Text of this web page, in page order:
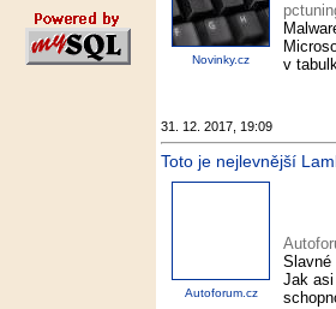
Novinky.cz
v
31. 12. 2017, 19:09
Toto je nejlevnější
Autoforum.cz
Slavné
Jak